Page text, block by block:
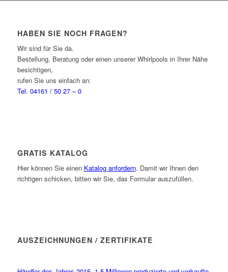
HABEN SIE NOCH FRAGEN?
Wir sind für Sie da.
Bestellung, Beratung oder einen unserer Whirlpools in Ihrer Nähe
besichtigen,
rufen Sie uns einfach an:
Tel. 04161 / 50 27 – 0
GRATIS KATALOG
Hier können Sie einen Katalog anfordern. Damit wir Ihnen den
richtigen schicken, bitten wir Sie, das Formular auszufüllen.
AUSZEICHNUNGEN / ZERTIFIKATE